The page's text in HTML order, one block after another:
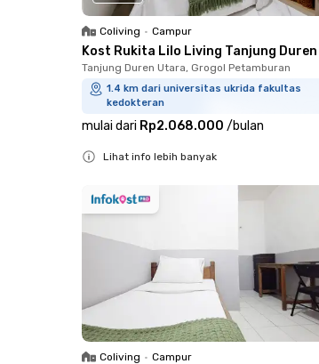
Coliving • Campur
Kost Rukita Lilo Living Tanjung Duren
Tanjung Duren Utara, Grogol Petamburan
1.4 km dari universitas ukrida fakultas
kedokteran
mulai dari Rp2.068.000 /bulan
Lihat info lebih banyak
Coliving • Campur